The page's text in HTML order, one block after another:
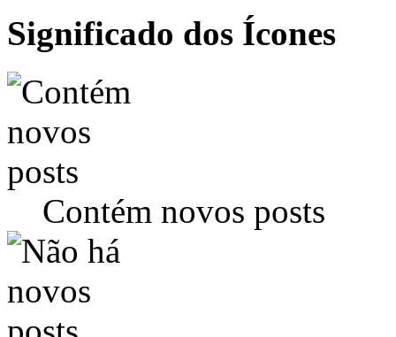
Significado dos Ícones
Contém novos posts